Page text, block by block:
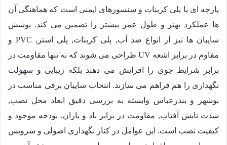
پارچه ای یا پلی کربنات و سنسورهای ایمنی است که هماهنگی آن
ها عملکرد بهتر و طول عمر بیشتر را تضمین می کند. پوشش
سایبان ها نیز از انواع ضد آب, پلی کربنات, پلی استر, PVC و
مقاوم در برابر اشعه UV طراحی می شوند که نه تنها مقاومت در
برابر شرایط جوی را افزایش می دهند بلکه زیبایی و سهولت
نگهداری را هم فراهم می سازند. انتخاب سایبان برقی مناسب در
بوشهر و بندرعباس وابسته به بررسی دقیق ابعاد محل نصب,
شدت تابش آفتاب, مقاومت در برابر باد و باران, بودجه موجود و
کیفیت نصب است. این عوامل در کنار نگهداری اصولی و سرویس